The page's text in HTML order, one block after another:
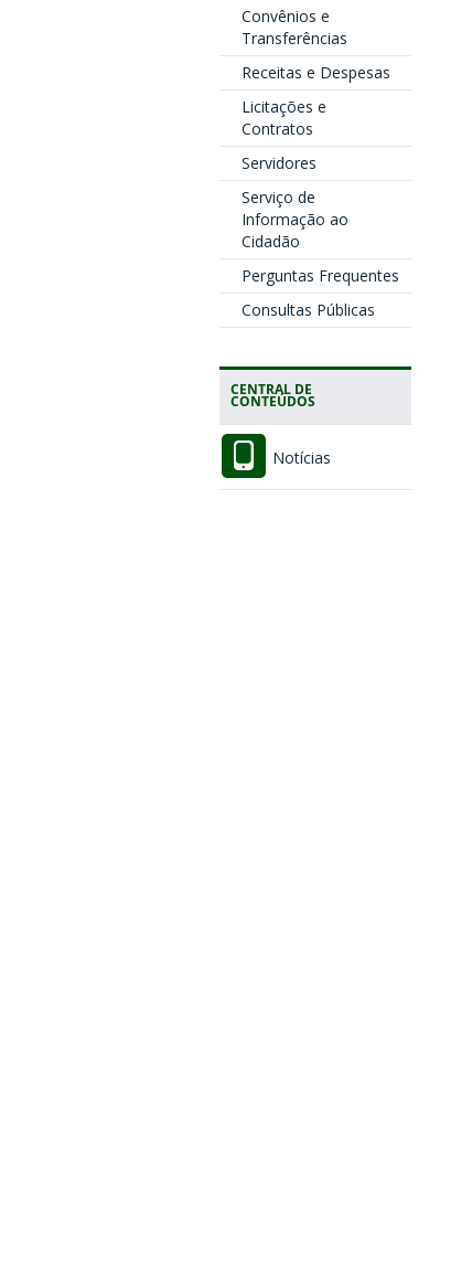
Convênios e
Transferências
Receitas e Despesas
Licitações e
Contratos
Servidores
Serviço de
Informação ao
Cidadão
Perguntas Frequentes
Consultas Públicas
CENTRAL DE
CONTEÚDOS
Notícias